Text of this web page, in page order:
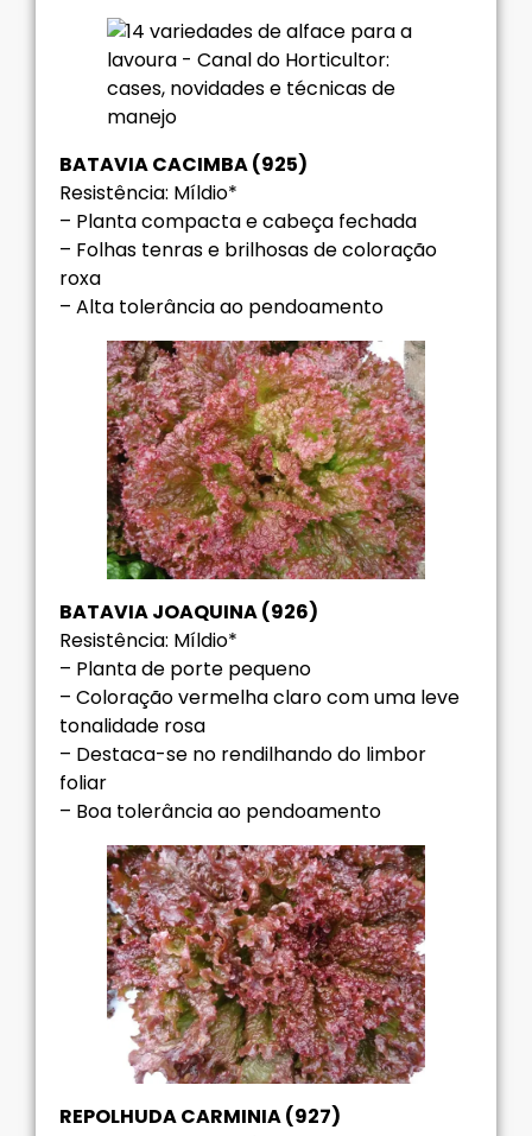
BATAVIA CACIMBA (925)
Resistência: Míldio*
– Planta compacta e cabeça fechada
– Folhas tenras e brilhosas de coloração
roxa
– Alta tolerância ao pendoamento
BATAVIA JOAQUINA (926)
Resistência: Míldio*
– Planta de porte pequeno
– Coloração vermelha claro com uma leve
tonalidade rosa
– Destaca-se no rendilhando do limbor
foliar
– Boa tolerância ao pendoamento
REPOLHUDA CARMINIA (927)